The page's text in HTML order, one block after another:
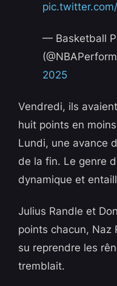
— Basketball
2025
Vendredi, ils
huit points en
Lundi, une avance
de la fin. Le genre
dynamique et
Julius Randle et
points chacun, Naz
su reprendre les
tremblait.